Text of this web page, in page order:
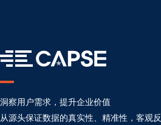
洞察用户需求，提升企业价值
从源头保证数据的真实性、精准性，客观反